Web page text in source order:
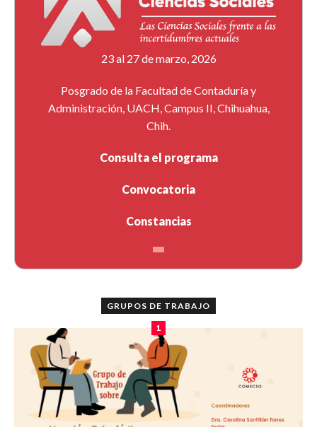
23 al 27 de marzo, 2026
Posgrado de la Facultad de Contaduría y
Administración, UACH, Campus II, Chihuahua,
Chih.
Consulta el programa
Convocatoria
Constancias
GRUPOS DE TRABAJO
1